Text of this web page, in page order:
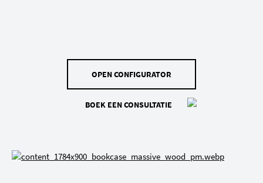
OPEN CONFIGURATOR
BOEK EEN CONSULTATIE